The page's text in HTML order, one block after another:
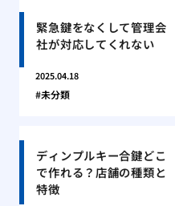
緊急鍵をなくして管理会
社が対応してくれない
2025.04.18
未分類
ディンプルキー合鍵どこ
で作れる？店舗の種類と
特徴